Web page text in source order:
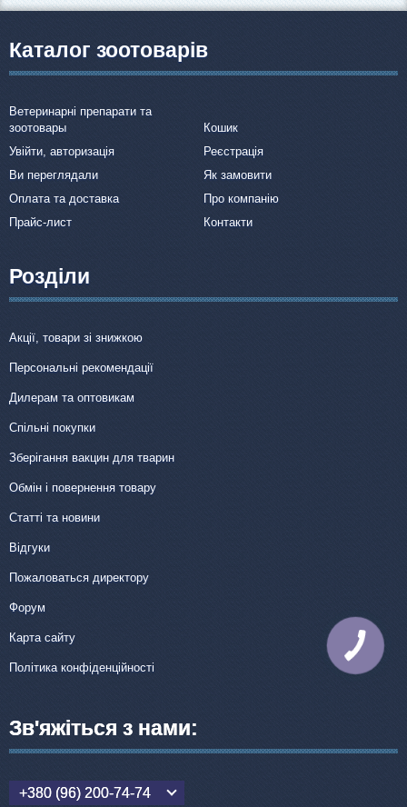
Каталог зоотоварів
Ветеринарні препарати та
зоотовары
Кошик
Увійти, авторизація
Реєстрація
Ви переглядали
Як замовити
Оплата та доставка
Про компанію
Прайс-лист
Контакти
Розділи
Акції, товари зі знижкою
Персональні рекомендації
Дилерам та оптовикам
Спільні покупки
Зберігання вакцин для тварин
Обмін і повернення товару
Статті та новини
Відгуки
Пожаловаться директору
Форум
Карта сайту
Політика конфіденційності
Зв'яжіться з нами:
+380 (96) 200-74-74
КНОПКА
ЗВ'ЯЗКУ